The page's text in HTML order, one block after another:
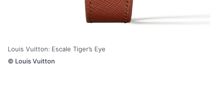
Louis Vuitton: Escale Tiger’s Eye
© Louis Vuitton